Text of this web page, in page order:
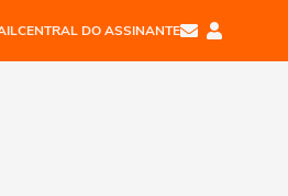
CENTRAL DO ASSINANTE